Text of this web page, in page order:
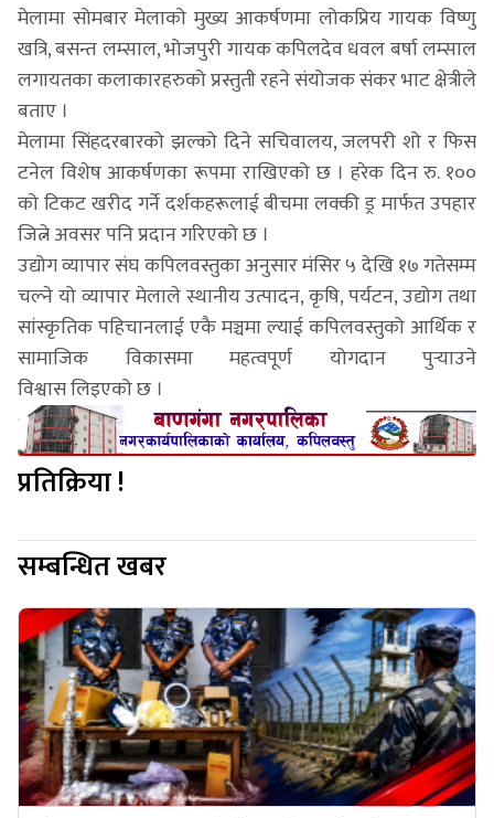
मेलामा सोमबार मेलाको मुख्य आकर्षणमा लोकप्रिय गायक विष्णु
खत्रि, बसन्त लम्साल, भोजपुरी गायक कपिलदेव धवल बर्षा लम्साल
लगायतका कलाकारहरुको प्रस्तुती रहने संयोजक संकर भाट क्षेत्रीले
बताए ।
मेलामा सिंहदरबारको झल्को दिने सचिवालय, जलपरी शो र फिस
टनेल विशेष आकर्षणका रूपमा राखिएको छ । हरेक दिन रु. १००
को टिकट खरीद गर्ने दर्शकहरूलाई बीचमा लक्की ड्र मार्फत उपहार
जित्ने अवसर पनि प्रदान गरिएको छ ।
उद्योग व्यापार संघ कपिलवस्तुका अनुसार मंसिर ५ देखि १७ गतेसम्म
चल्ने यो व्यापार मेलाले स्थानीय उत्पादन, कृषि, पर्यटन, उद्योग तथा
सांस्कृतिक पहिचानलाई एकै मञ्चमा ल्याई कपिलवस्तुको आर्थिक र
सामाजिक विकासमा महत्वपूर्ण योगदान पुर्‍याउने
विश्वास लिइएको छ ।
प्रतिक्रिया !
सम्बन्धित खबर